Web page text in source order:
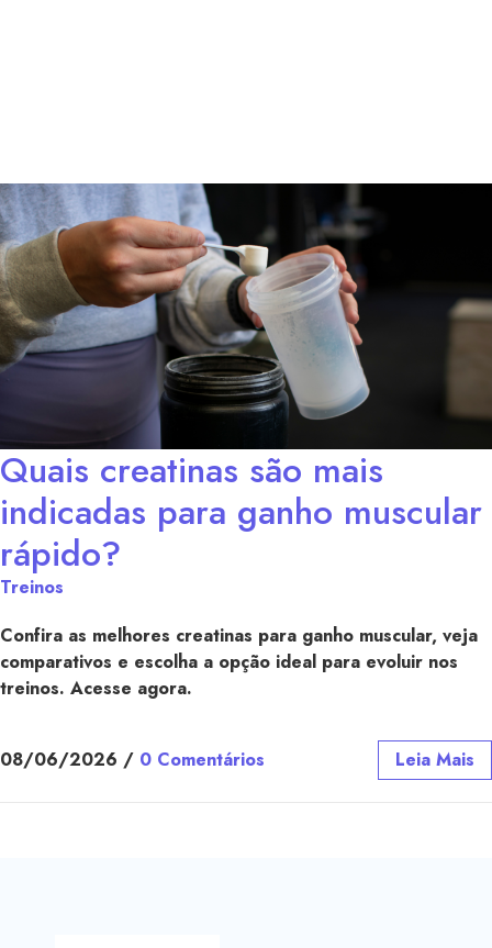
Quais creatinas são mais
indicadas para ganho muscular
rápido?
Treinos
Confira as melhores creatinas para ganho muscular, veja
comparativos e escolha a opção ideal para evoluir nos
treinos. Acesse agora.
08/06/2026 / 0 Comentários Leia Mais